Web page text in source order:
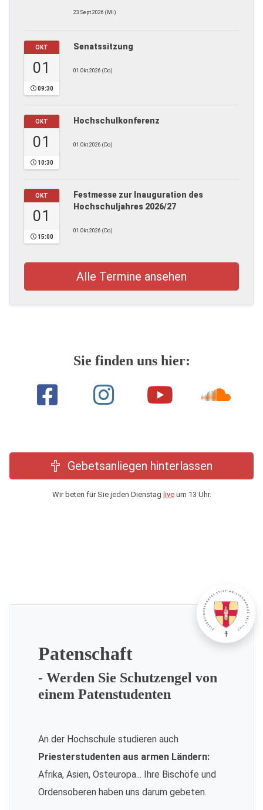
23.Sept.2026 (Mi)
OKT
01
09:30
Senatssitzung
01.Okt.2026 (Do)
OKT
01
10:30
Hochschulkonferenz
01.Okt.2026 (Do)
OKT
01
15:00
Festmesse zur Inauguration des
Hochschuljahres 2026/27
01.Okt.2026 (Do)
Alle Termine ansehen
Sie finden uns hier:
Gebetsanliegen hinterlassen
Wir beten für Sie jeden Dienstag liveum 13 Uhr.
Patenschaft
- Werden Sie Schutzengel von
einem Patenstudenten
An der Hochschule studieren auch
Priesterstudenten aus armen Ländern:
Afrika, Asien, Osteuropa... Ihre Bischöfe und
Ordensoberen haben uns darum gebeten.